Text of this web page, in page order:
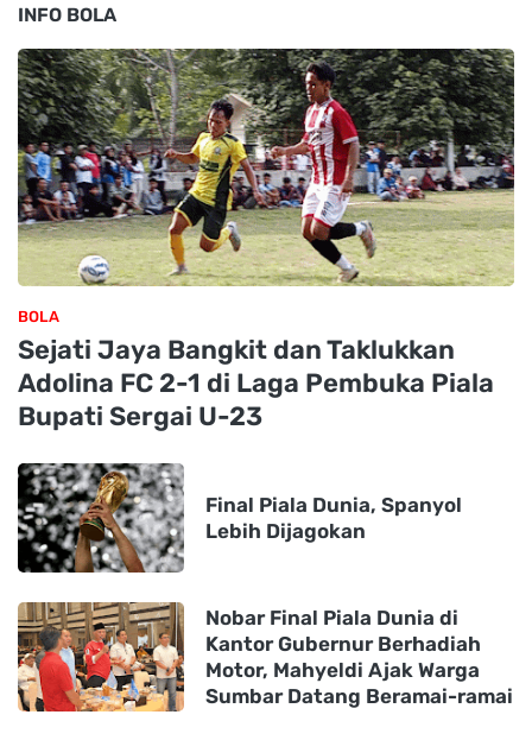
INFO BOLA
BOLA
Sejati Jaya Bangkit dan Taklukkan
Adolina FC 2-1 di Laga Pembuka Piala
Bupati Sergai U-23
Final Piala Dunia, Spanyol
Lebih Dijagokan
Nobar Final Piala Dunia di
Kantor Gubernur Berhadiah
Motor, Mahyeldi Ajak Warga
Sumbar Datang Beramai-ramai